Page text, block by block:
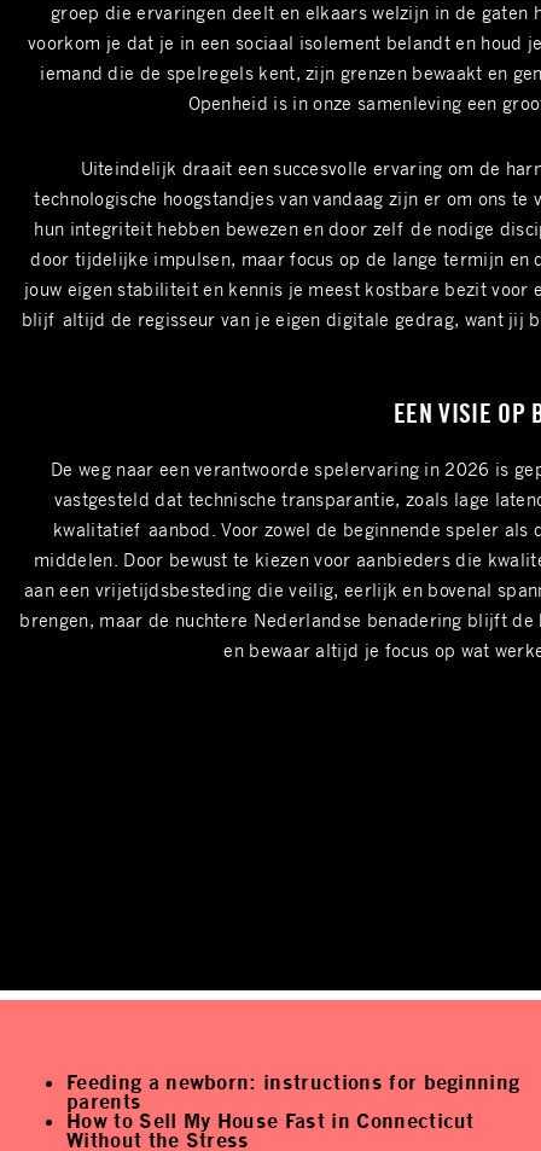
groep die ervaringen deelt en elkaars welzijn in de
voorkom je dat je in een sociaal isolement belandt en
iemand die de spelregels kent, zijn grenzen bewaakt en
Openheid is in onze samenleving een
Uiteindelijk draait een succesvolle ervaring om de
technologische hoogstandjes van vandaag zijn er om ons
hun integriteit hebben bewezen en door zelf de nodige
door tijdelijke impulsen, maar focus op de lange termijn
jouw eigen stabiliteit en kennis je meest kostbare bezit
blijf altijd de regisseur van je eigen digitale gedrag, want jij
EEN VISIE OP
De weg naar een verantwoorde spelervaring in 2026 is
vastgesteld dat technische transparantie, zoals lage
kwalitatief aanbod. Voor zowel de beginnende speler
middelen. Door bewust te kiezen voor aanbieders die
aan een vrijetijdsbesteding die veilig, eerlijk en bovenal
brengen, maar de nuchtere Nederlandse benadering blijft
en bewaar altijd je focus op wat
Feeding a newborn: instructions for beginning
parents
How to Sell My House Fast in Connecticut
Without the Stress